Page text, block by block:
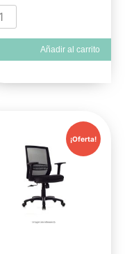
Añadir al carrito
¡Oferta!